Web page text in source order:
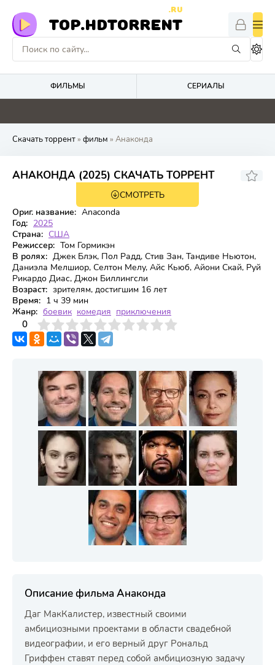
TOP.HDTORRENT
.RU
ФИЛЬМЫ СЕРИАЛЫ
4.7 0 4.1 0
Скачать торрент» фильм » Анаконда
АНАКОНДА (2025) СКАЧАТЬ ТОРРЕНТ
5.813 5.9
СМОТРЕТЬ
Ориг. название: Anaconda
Год: 2025
Страна: США
Режиссер: Том Гормикэн
В ролях: Джек Блэк, Пол Радд, Стив Зан, Тандиве Ньютон,
Даниэла Мелшиор, Селтон Мелу, Айс Кьюб, Айони Скай, Руй
Рикардо Диас, Джон Биллингсли
Возраст: зрителям, достигшим 16 лет
Время: 1 ч 39 мин
Жанр: боевик комедия приключения
0
4 6 7 8 9 10
Описание фильма Анаконда
Даг МакКалистер, известный своими
амбициозными проектами в области свадебной
видеографии, и его верный друг Рональд
Гриффен ставят перед собой амбициозную задачу